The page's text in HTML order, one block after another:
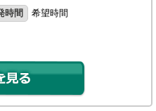
時間 希望時間